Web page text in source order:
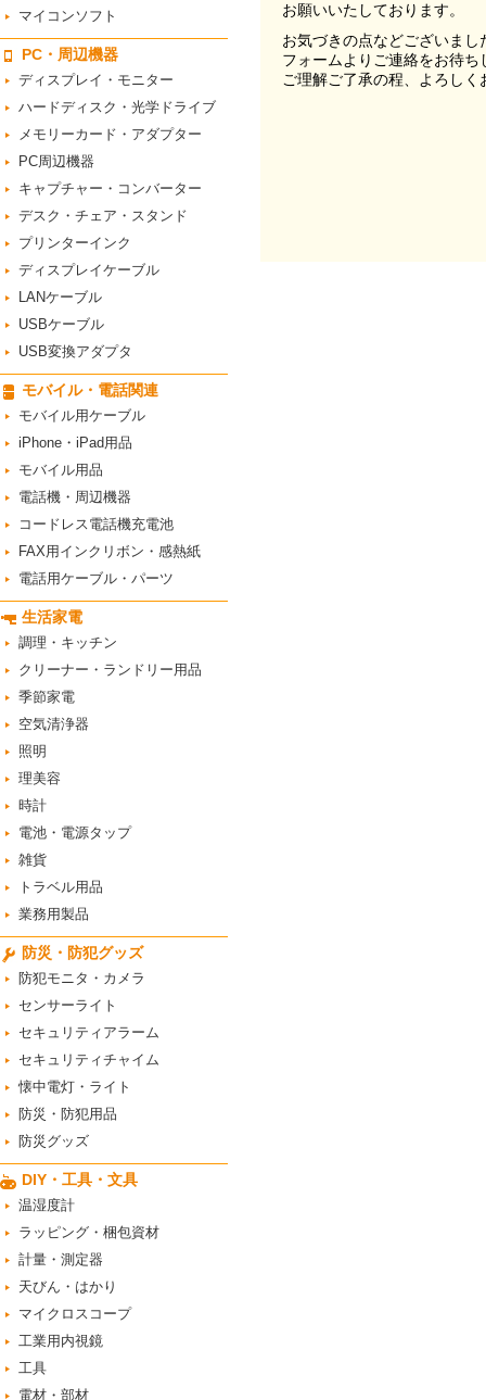
お願いいたしております。
お気づきの点などございま
フォームよりご連絡をお待ち
ご理解ご了承の程、よろし
マイコンソフト
PC・周辺機器
ディスプレイ・モニター
ハードディスク・光学ドライブ
メモリーカード・アダプター
PC周辺機器
キャプチャー・コンバーター
デスク・チェア・スタンド
プリンターインク
ディスプレイケーブル
LANケーブル
USBケーブル
USB変換アダプタ
モバイル・電話関連
モバイル用ケーブル
iPhone・iPad用品
モバイル用品
電話機・周辺機器
コードレス電話機充電池
FAX用インクリボン・感熱紙
電話用ケーブル・パーツ
生活家電
調理・キッチン
クリーナー・ランドリー用品
季節家電
空気清浄器
照明
理美容
時計
電池・電源タップ
雑貨
トラベル用品
業務用製品
防災・防犯グッズ
防犯モニタ・カメラ
センサーライト
セキュリティアラーム
セキュリティチャイム
懐中電灯・ライト
防災・防犯用品
防災グッズ
DIY・工具・文具
温湿度計
ラッピング・梱包資材
計量・測定器
天びん・はかり
マイクロスコープ
工業用内視鏡
工具
電材・部材